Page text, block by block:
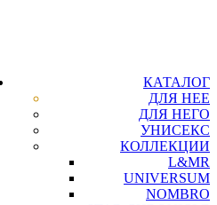
КАТАЛОГ
ДЛЯ НЕЕ
ДЛЯ НЕГО
УНИСЕКС
КОЛЛЕКЦИИ
L&MR
UNIVERSUM
NOMBRO